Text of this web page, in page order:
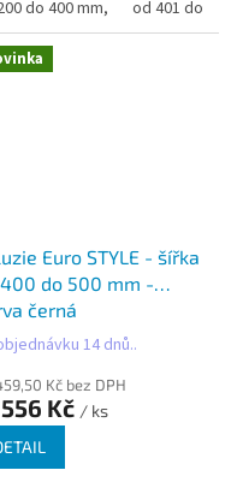
od 501 do 600 mm, od
do 400 mm, od 401 do
Euro STYLE - šířka
do 500 mm -
černá
14 dnů..
Kč bez DPH
556 Kč / ks